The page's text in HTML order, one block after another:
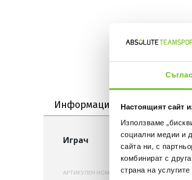
Настоящият сайт
Използваме
социални медии и
сайта ни, с
комбинират с
страна на услугите
Информация за продукта
Играч Джуд Белингам
АРТИКУЛЕН НОМЕР: 200000773734 JX2026